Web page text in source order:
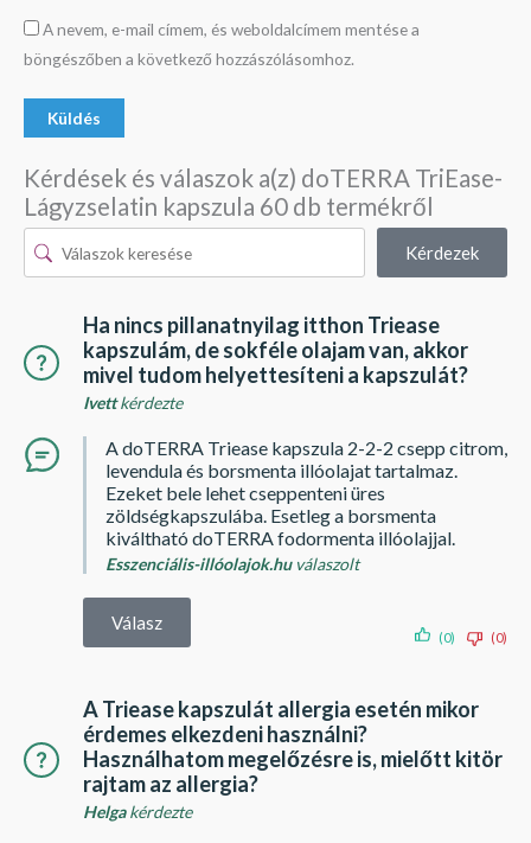
A nevem, e-mail címem, és weboldalcímem mentése a
böngészőben a következő hozzászólásomhoz.
Kérdések és válaszok a(z) doTERRA TriEase-
Lágyzselatin kapszula 60 db termékről
Kérdezek
Ha nincs pillanatnyilag itthon Triease
kapszulám, de sokféle olajam van, akkor
mivel tudom helyettesíteni a kapszulát?
Ivettkérdezte
A doTERRA Triease kapszula 2-2-2 csepp citrom,
levendula és borsmenta illóolajat tartalmaz.
Ezeket bele lehet cseppenteni üres
zöldségkapszulába. Esetleg a borsmenta
kiváltható doTERRA fodormenta illóolajjal.
Esszenciális-illóolajok.huválaszolt
Válasz
(0) (0)
A Triease kapszulát allergia esetén mikor
érdemes elkezdeni használni?
Használhatom megelőzésre is, mielőtt kitör
rajtam az allergia?
Helgakérdezte